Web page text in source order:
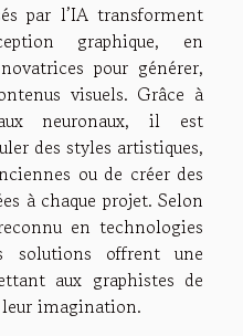
par l’IA transforment
graphique, en
pour générer,
visuels. Grâce à
neuronaux, il est
des styles artistiques,
ou de créer des
à chaque projet. Selon
en technologies
solutions offrent une
aux graphistes de
leur imagination.